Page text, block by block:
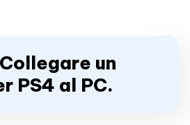
un
PS4 al PC.